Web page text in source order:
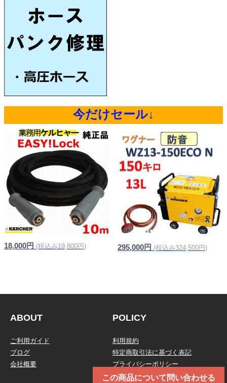
この商品について問い合わせる
今だけセール↓
18,000円 (税込み19,800円) 295,000円 (税込み324,500円)
ABOUT
ご利用ガイド
ブログ
会社概要
POLICY
利用規約
特定商取引法に基づく表記
プライバシーポリシー